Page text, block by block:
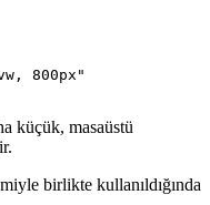
800px"
küçük, masaüstü
birlikte kullanıldığında